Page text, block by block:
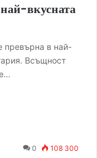
вкусната
превърна в най-
Всъщност
0 108 300